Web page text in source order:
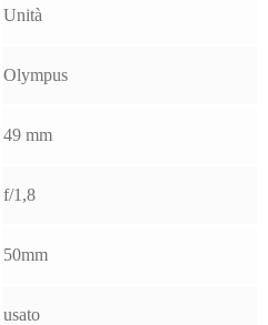
Unità
Olympus
49 mm
f/1,8
50mm
usato